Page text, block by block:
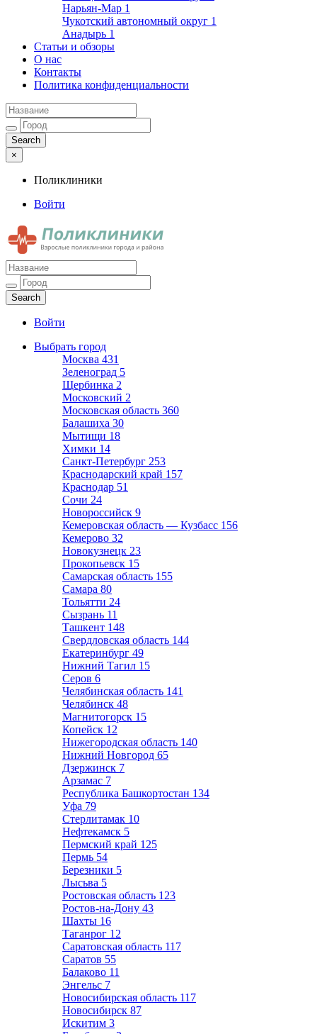
Нарьян-Мар 1
Чукотский автономный округ 1
Анадырь 1
Статьи и обзоры
О нас
Контакты
Политика конфиденциальности
×
Поликлиники
Войти
Поликлиники
Взрослые поликлиники города и района
Войти
Выбрать город
Москва 431
Зеленоград 5
Щербинка 2
Московский 2
Московская область 360
Балашиха 30
Мытищи 18
Химки 14
Санкт-Петербург 253
Краснодарский край 157
Краснодар 51
Сочи 24
Новороссийск 9
Кемеровская область — Кузбасс 156
Кемерово 32
Новокузнецк 23
Прокопьевск 15
Самарская область 155
Самара 80
Тольятти 24
Сызрань 11
Ташкент 148
Свердловская область 144
Екатеринбург 49
Нижний Тагил 15
Серов 6
Челябинская область 141
Челябинск 48
Магнитогорск 15
Копейск 12
Нижегородская область 140
Нижний Новгород 65
Дзержинск 7
Арзамас 7
Республика Башкортостан 134
Уфа 79
Стерлитамак 10
Нефтекамск 5
Пермский край 125
Пермь 54
Березники 5
Лысьва 5
Ростовская область 123
Ростов-на-Дону 43
Шахты 16
Таганрог 12
Саратовская область 117
Саратов 55
Балаково 11
Энгельс 7
Новосибирская область 117
Новосибирск 87
Искитим 3